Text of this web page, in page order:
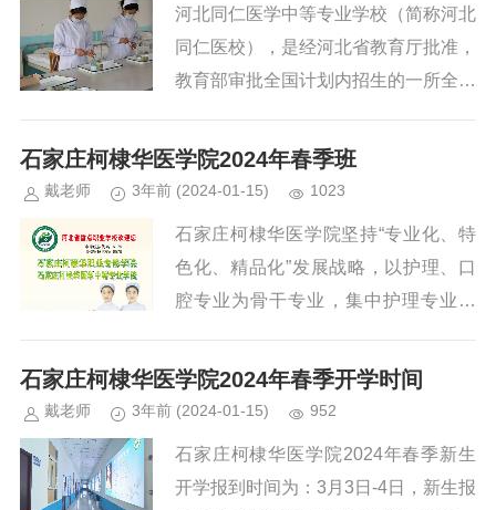
主要的区别在于办学资金来源不同，都
是要经过教育厅的审批备案才可以招生
的，而且每年也要接受教育部门的检
查，只要是教育部门认可的学校，不管
是民办还是公办，都是正规的中专学
校。...
河北同仁医学中等专业学校（简称河北
同仁医校），是经河北省教育厅批准，
教育部审批全国计划内招生的一所全日
真贯彻党的教育方针，坚持正确的办学
出了一条依法办学，质量为本、特色鲜
明的发展之路，为社会培养出一大批合
格的医务人才，受到社会的广泛欢
迎。...
石家庄柯棣华医学院2024年春季班
戴老师 3年前 (2024-01-15) 1023
石家庄柯棣华医学院坚持“专业化、特
色化、精品化”发展战略，以护理、口
腔专业为骨干专业，集中护理专业师
名牌，输送精品，是全军和武警部队2
求。学校2022年6月迁入新校园，校园
环境和办学条件有了进一步提升。...
石家庄柯棣华医学院2024年春季开学时间
戴老师 3年前 (2024-01-15) 952
石家庄柯棣华医学院2024年春季新生
开学报到时间为：3月3日-4日，新生报